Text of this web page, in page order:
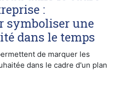
:
symboliser une
dans le temps
de marquer les
dans le cadre d'un plan